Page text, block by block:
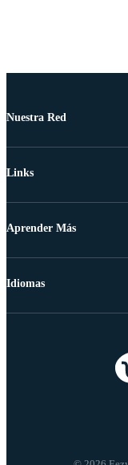
Nuestra Red
Links
Aprender Más
Idiomas